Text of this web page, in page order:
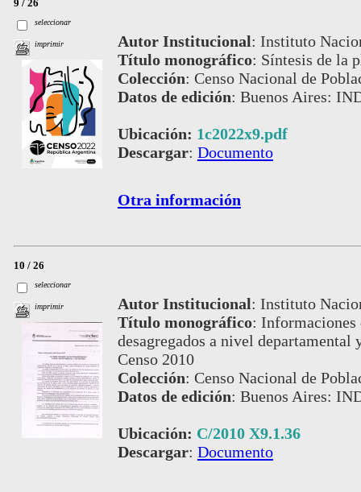
9 / 26
seleccionar
imprimir Autor Institucional: Instituto
Título monográfico: Síntesis de la
Colección: Censo Nacional de
Datos de edición: Buenos Aires:
Ubicación: 1c2022x9.pdf
Descargar: Documento
Otra información
10 / 26
seleccionar
imprimir Autor Institucional: Instituto
Título monográfico: Informaciones
desagregados a nivel
Censo 2010
Colección: Censo Nacional de
Datos de edición: Buenos Aires:
Ubicación: C/2010 X9.1.36
Descargar: Documento